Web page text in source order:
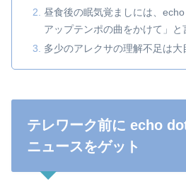
昼食後の眠気覚ましには、echo
アップテンポの曲をかけて」と
多少のアレクサの理解不足は
テレワーク前に echo
ニュースをゲット